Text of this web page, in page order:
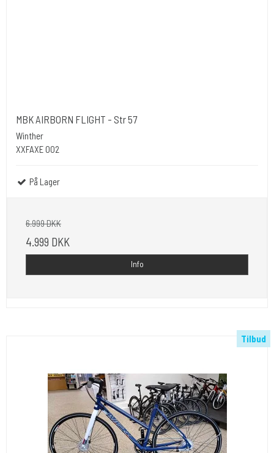
MBK AIRBORN FLIGHT - Str 57
Winther
XXFAXE 002
På Lager
6.999 DKK
4.999 DKK
Info
Tilbud